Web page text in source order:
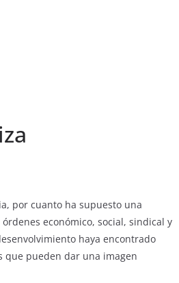
por cuanto ha supuesto una
económico, social, sindical y
haya encontrado
que pueden dar una imagen